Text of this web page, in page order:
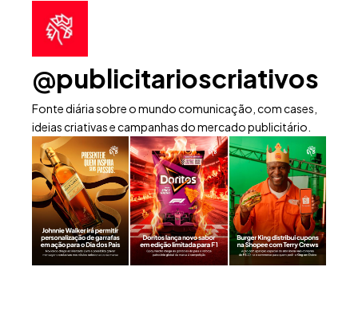
@publicitarioscriativos
Fonte diária sobre o mundo comunicação, com cases,
ideias criativas e campanhas do mercado publicitário.